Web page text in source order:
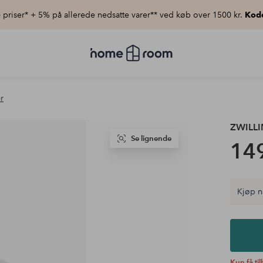
+ 5% på allerede nedsatte varer** ved køb over 1500 kr.
Homeroom
–
Se lignende
Kjøp